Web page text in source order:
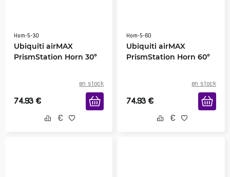
Horn-5-30
Ubiquiti airMAX
PrismStation Horn 30°
en stock
74.93 €
Horn-5-60
Ubiquiti airMAX
PrismStation Horn 60°
en stock
74.93 €